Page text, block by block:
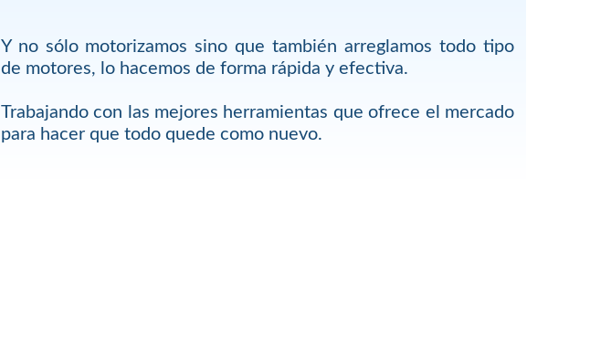
Y no sólo motorizamos sino que también arreglamos todo tipo
de motores, lo hacemos de forma rápida y efectiva.
Trabajando con las mejores herramientas que ofrece el mercado
para hacer que todo quede como nuevo.